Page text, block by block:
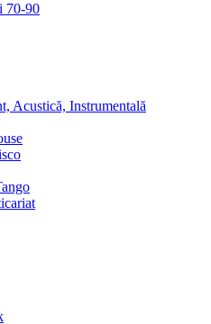
70-90
Acustică, Instrumentală